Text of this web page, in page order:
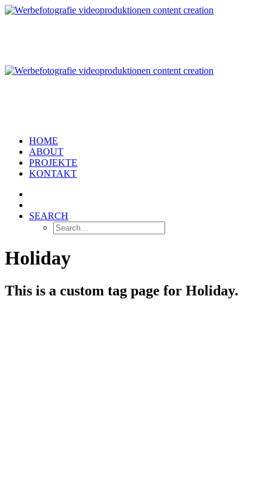
HOME
ABOUT
PROJEKTE
KONTAKT
SEARCH
Holiday
This is a custom tag page for Holiday.